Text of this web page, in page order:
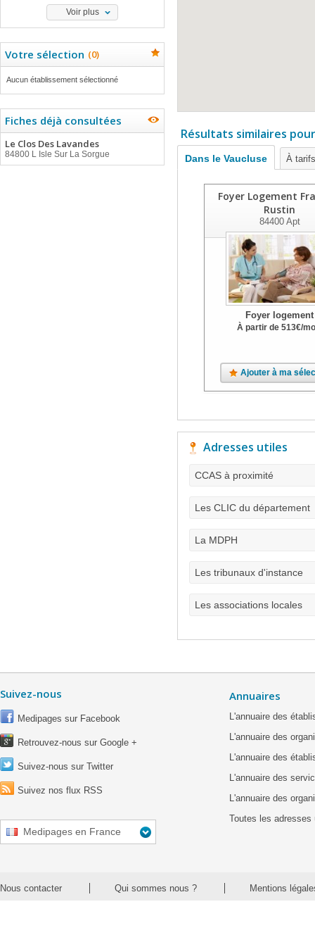
Voir plus
Votre sélection (0)
Aucun établissement sélectionné
Fiches déjà consultées
Le Clos Des Lavandes
84800 L Isle Sur La Sorgue
Résultats similaires
Dans le Vaucluse À
Foyer Logement
Rustin
84400Apt
Foyer logement
À partir de 513€/
Ajouter à ma
Adresses utiles
CCAS à proximité
Les CLIC du département
La MDPH
Les tribunaux d'instance
Les associations locales
Suivez-nous
Medipages sur Facebook
Retrouvez-nous sur Google +
Suivez-nous sur Twitter
Suivez nos flux RSS
Medipages en France
Annuaires
L'annuaire des
L'annuaire des
L'annuaire des
L'annuaire des
L'annuaire des
Toutes les adresses
Nous contacter Qui sommes nous ? Mentions